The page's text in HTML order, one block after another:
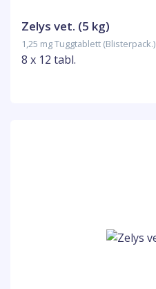
Zelys vet. (5 kg)
1,25 mg Tuggtablett (Blisterpack.)
8 x 12 tabl.